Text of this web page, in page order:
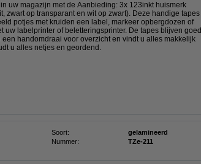
uw magazijn met de Aanbieding: 3x 123inkt huismerk
zwart op transparant en wit op zwart). Deze handige tapes
potjes met kruiden een label, markeer opbergdozen of
labelprinter of beletteringsprinter. De tapes blijven goed
handomdraai voor overzicht en vindt u alles makkelijk
u alles netjes en geordend.
Soort:
gelamineerd
Nummer:
TZe-211